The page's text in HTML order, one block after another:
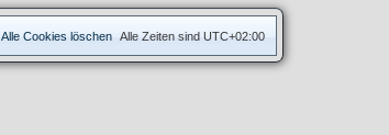
Alle Zeiten sind UTC+02:00
Alle Cookies löschen